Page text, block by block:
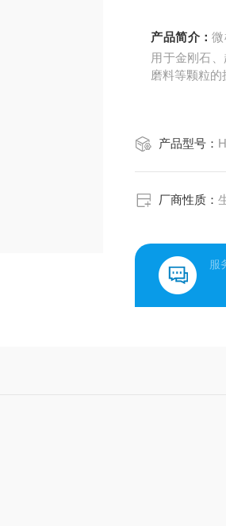
产品简介：
用于金刚石
磨料等颗粒
产品型号：
厂商性质：
服